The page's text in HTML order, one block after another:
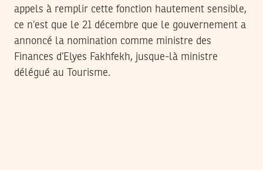
appels à remplir cette fonction hautement sensible,
ce n’est que le 21 décembre que le gouvernement a
annoncé la nomination comme ministre des
Finances d’Elyes Fakhfekh, jusque-là ministre
délégué au Tourisme.